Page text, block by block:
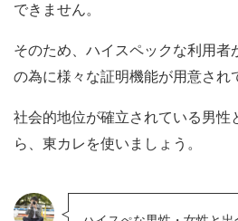
できません。
そのため、ハイスペックな利用者
の為に様々な証明機能が用意され
社会的地位が確立されている男性
ら、東カレを使いましょう。